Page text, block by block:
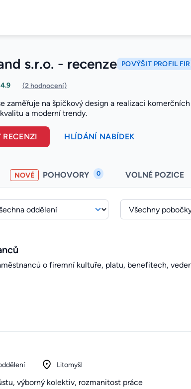
s.r.o. - recenze POVÝŠIT PROFIL
4.9 (2 hodnocení)
zaměřuje na špičkový design a realizaci
a moderní trendy.
RECENZI HLÍDÁNÍ NABÍDEK
NOVÉ POHOVORY 0 VOLNÉ POZICE
o firemní kultuře, platu, benefitech,
Litomyšl
výborný kolektiv, rozmanitost práce